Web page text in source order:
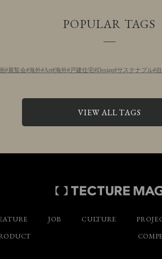
POPULAR TAGS
展覧会 海外 Art 海外 戸建住宅 Design サステナブル
VIEW ALL TAGS
JOB CULTURE